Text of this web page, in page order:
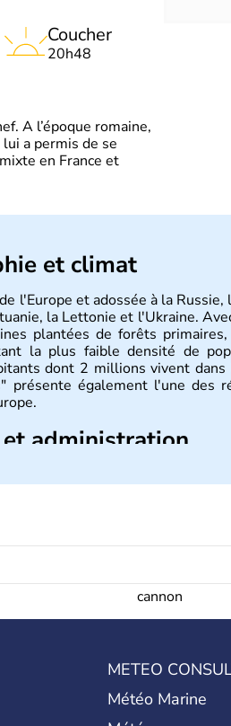
Coucher
20h48
A l’époque romaine,
lui a permis de se
en France et
et climat
l'Europe et adossée à la
la Lettonie et l'Ukraine.
plantées de forêts
la plus faible densité de
dont 2 millions vivent dans
présente également l'une des
administration
cannon
METEO
Météo Marine